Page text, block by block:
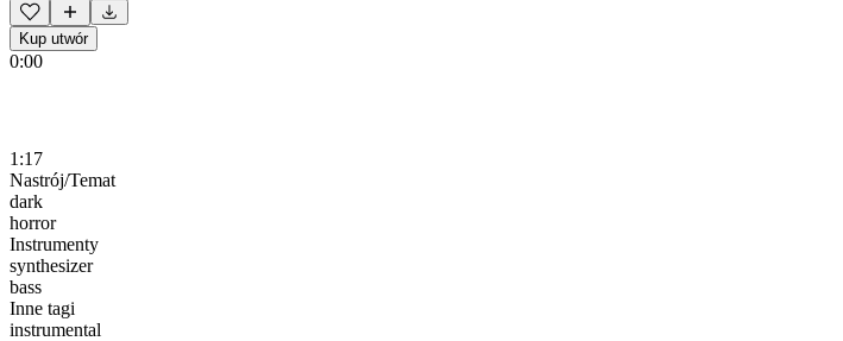
Kup utwór
0:00
1:17
Nastrój/Temat
dark
horror
Instrumenty
synthesizer
bass
Inne tagi
instrumental